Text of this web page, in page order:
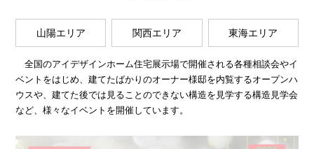
山陽エリア 関西エリア 東海エリア
全国のアイデザインホーム住宅展示場で開催される各種相談会やイ
ベントをはじめ、建てたばかりのオーナー様邸を内覧するオープンハ
ウスや、建てた後では見ることのできない構造を見学する構造見学会
など、様々なイベントを開催しています。